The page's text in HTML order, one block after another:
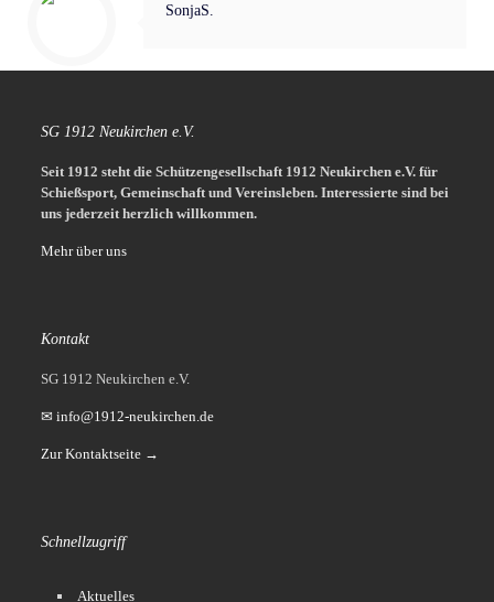
SonjaS.
SG 1912 Neukirchen e.V.
Seit 1912 steht die Schützengesellschaft 1912 Neukirchen e.V. für
Schießsport, Gemeinschaft und Vereinsleben. Interessierte sind bei
uns jederzeit herzlich willkommen.
Mehr über uns
Kontakt
SG 1912 Neukirchen e.V.
✉ info@1912-neukirchen.de
Zur Kontaktseite →
Schnellzugriff
Aktuelles